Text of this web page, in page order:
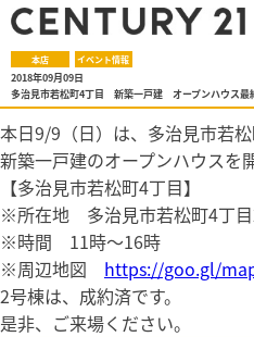
本店 イベント情報
2018年09月09日
多治見市若松町4丁目 新築一戸建 オープンハウス最
本日9/9（日）は、多治見市若
新築一戸建のオープンハウスを
【多治見市若松町4丁目】
※所在地 多治見市若松町4丁
※時間 11時～16時
※周辺地図 https://goo.gl/
2号棟は、成約済です。
是非、ご来場ください。